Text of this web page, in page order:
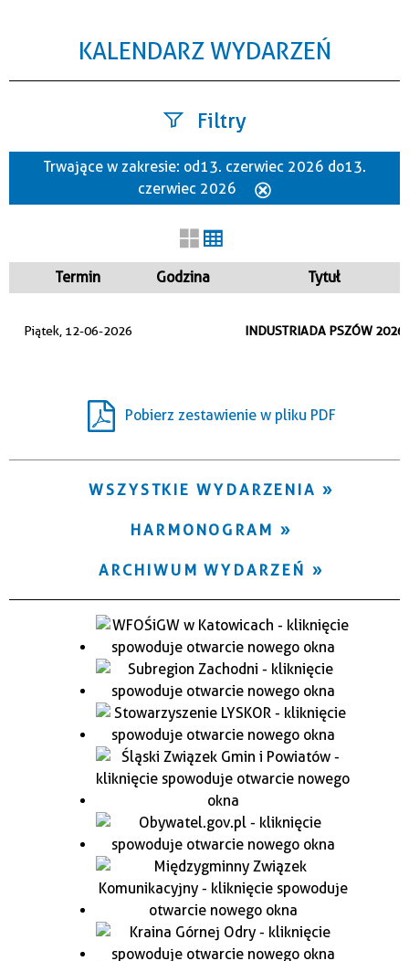
KALENDARZ WYDARZEŃ
Filtry
Szukana fraza
Trwające w zakresie: od 13. czerwiec 2026 do 13.
czerwiec 2026
Termin Godzina Tytuł
Piątek, 12-06-2026 INDUSTRIADA PSZÓW 2026
Pobierz zestawienie w pliku PDF
WSZYSTKIE WYDARZENIA
HARMONOGRAM
ARCHIWUM WYDARZEŃ